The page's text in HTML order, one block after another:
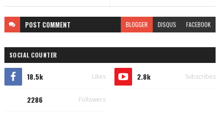
POST COMMENT BLOGGER DISQUS FACEBOOK
SOCIAL COUNTER
18.5k Likes 2.8k Subscribes
2286 Followers